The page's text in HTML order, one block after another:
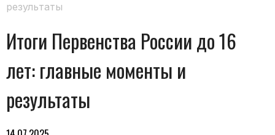
результаты
Итоги Первенства России до 16
лет: главные моменты и
результаты